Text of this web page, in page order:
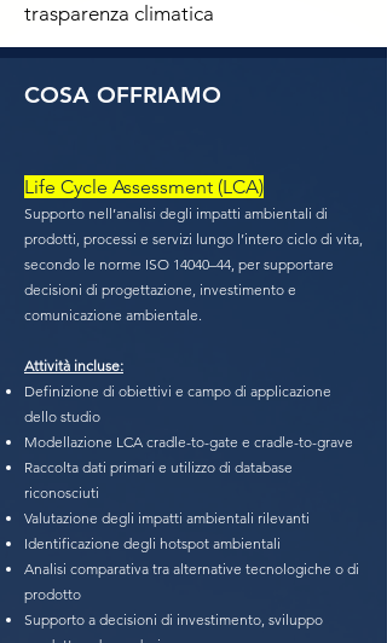
trasparenza climatica
COSA OFFRIAMO
Life Cycle Assessment (LCA)
Supporto nell’analisi degli impatti ambientali di
prodotti, processi e servizi lungo l’intero ciclo di vita,
secondo le norme ISO 14040–44, per supportare
decisioni di progettazione, investimento e
comunicazione ambientale.
Attività incluse:
Definizione di obiettivi e campo di applicazione
dello studio
Modellazione LCA cradle-to-gate e cradle-to-grave
Raccolta dati primari e utilizzo di database
riconosciuti
Valutazione degli impatti ambientali rilevanti
Identificazione degli hotspot ambientali
Analisi comparativa tra alternative tecnologiche o di
prodotto
Supporto a decisioni di investimento, sviluppo